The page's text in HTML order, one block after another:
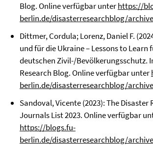
Blog. Online verfügbar unterhttps://
berlin.de/disasterresearchblog/
Dittmer, Cordula; Lorenz, Daniel F.
und für die Ukraine – Lessons to Learn
deutschen Zivil-/Bevölkerungsschutz.
Research Blog. Online verfügbar unter
berlin.de/disasterresearchblog/
Sandoval, Vicente (2023): The Disaster
Journals List 2023. Online verfügbar
https://blogs.fu-
berlin.de/disasterresearchblog/